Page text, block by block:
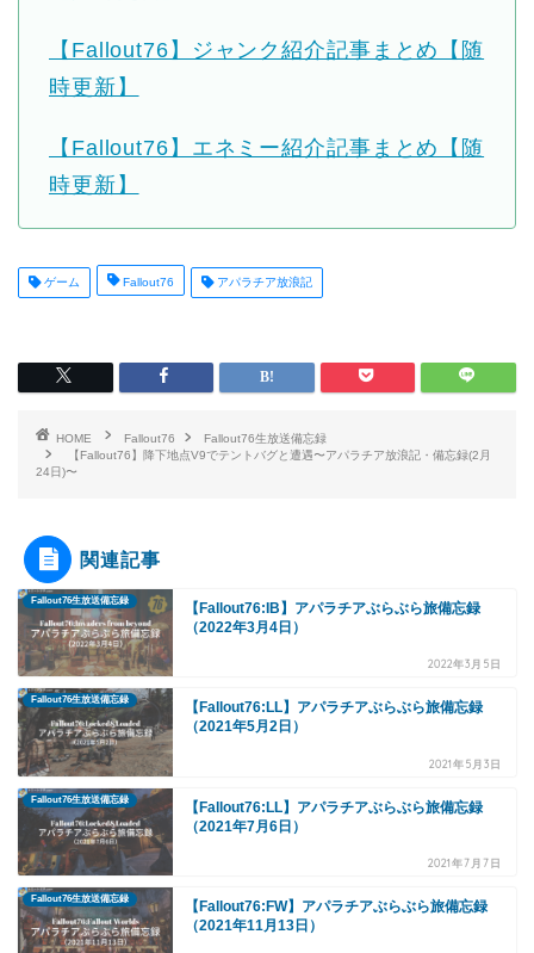
【Fallout76】ジャンク紹介記事まとめ【随
時更新】
【Fallout76】エネミー紹介記事まとめ【随
時更新】
ゲーム Fallout76 アパラチア放浪記
HOME Fallout76
Fallout76生放送備忘録
【Fallout76】降下地点V9でテントバグと遭遇〜アパラチア放浪記・備忘録(2月
24日)〜
関連記事
Fallout76生放送備忘録
【Fallout76:IB】アパラチアぶらぶら旅備忘録
（2022年3月4日）
2022年3月5日
Fallout76生放送備忘録
【Fallout76:LL】アパラチアぶらぶら旅備忘録
（2021年5月2日）
2021年5月3日
Fallout76生放送備忘録
【Fallout76:LL】アパラチアぶらぶら旅備忘録
（2021年7月6日）
2021年7月7日
Fallout76生放送備忘録
【Fallout76:FW】アパラチアぶらぶら旅備忘録
（2021年11月13日）